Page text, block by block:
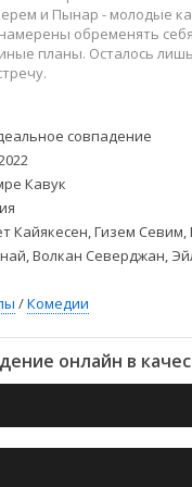
Детские
Драмы
и Пынар - молодые
обременять
планы. Осталось
совпадение
Кавук
Кайякесен, Гизем
Волкан Северджан,
/Комедии
онлайн в